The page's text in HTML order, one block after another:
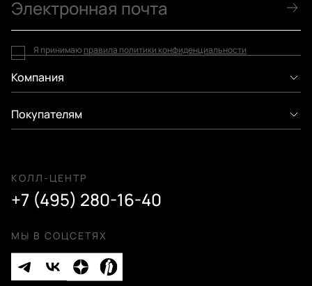
Компания
Покупателям
КОЛЛ-ЦЕНТР
+7 (495) 280-16-40
МЫ В СОЦСЕТЯХ
Я принимаю правила политики конфиденциальности